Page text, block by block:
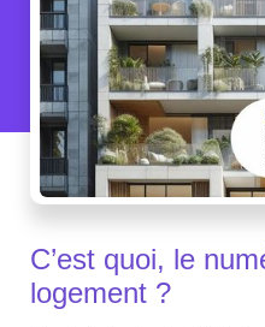
C’est quoi, le
logement ?